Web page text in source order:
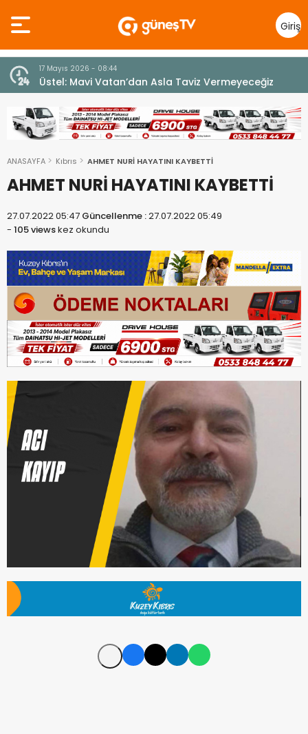
Giriş
Yap
7 Ağustos 2026 - 12:36
ÜSTEL: “ERENKÖY RUHU SONSUZA DEK YAŞAYACAK”
ANASAYFA Kıbrıs AHMET NURİ HAYATINI KAYBETTİ
AHMET NURİ HAYATINI KAYBETTİ
27.07.2022 05:47 Güncellenme :27.07.2022 05:49
- 105 viewskez okundu